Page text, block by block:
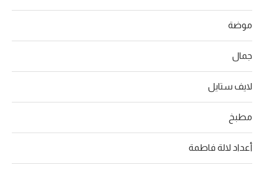
موضة
جمال
لايف ستايل
مطبخ
أعداد لالة فاطمة